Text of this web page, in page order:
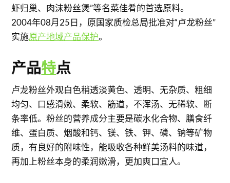
虾归巢、肉沫粉丝煲”等名菜佳肴的首选原料。
2004年08月25日，原国家质检总局批准对“卢龙粉丝”
实施原产地域产品保护。
产品特点
卢龙粉丝外观白色稍透淡黄色、透明、无杂质、粗细
均匀、口感滑嫩、柔软、筋道，不浑汤、无稀软、断
条率低。粉丝的营养成分主要是碳水化合物、膳食纤
维、蛋白质、烟酸和钙、镁、铁、钾、磷、钠等矿物
质，有良好的附味性，能吸收各种鲜美汤料的味道，
再加上粉丝本身的柔润嫩滑，更加爽口宜人。